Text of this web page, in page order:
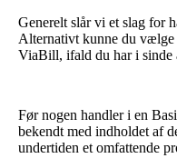
Generelt slår vi et slag for
Alternativt kunne du vælge
ViaBill, ifald du har i sinde
Før nogen handler i en
bekendt med indholdet af
undertiden et omfattende